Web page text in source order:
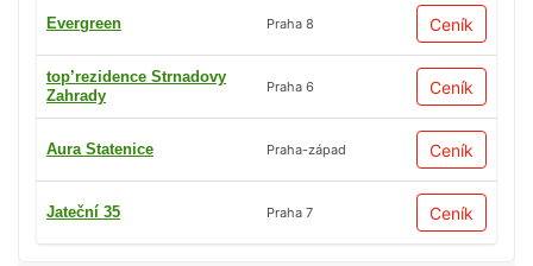
Evergreen Praha 8 Ceník
top’rezidence Strnadovy
Zahrady
Praha 6 Ceník
Aura Statenice Praha-západ Ceník
Jateční 35 Praha 7 Ceník